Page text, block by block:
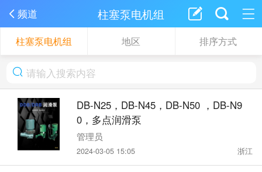
频道 柱塞泵电机组
柱塞泵电机组 地区 排序方式
DB-N25，DB-N45，DB-N50 ，DB-N9
0，多点润滑泵
管理员
2024-03-05 15:05 浙江